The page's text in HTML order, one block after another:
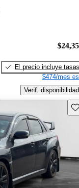
El precio incluye tasas
$474/mes
Verif. disponibilidad